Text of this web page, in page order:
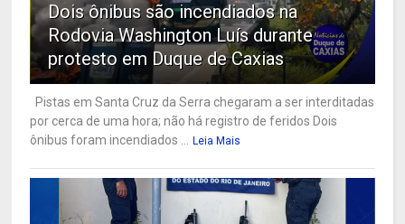
Dois ônibus são incendiados na
Rodovia Washington Luís durante
protesto em Duque de Caxias
Pistas em Santa Cruz da Serra chegaram a ser interditadas
por cerca de uma hora; não há registro de feridos Dois
ônibus foram incendiados ... Leia Mais